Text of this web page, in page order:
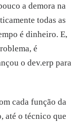
a demora na
todas as
é dinheiro. E,
é
o dev.erp para
cada função da
até o técnico que